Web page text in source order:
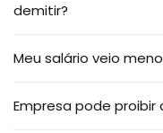
demitir?
Meu salário veio
Empresa pode